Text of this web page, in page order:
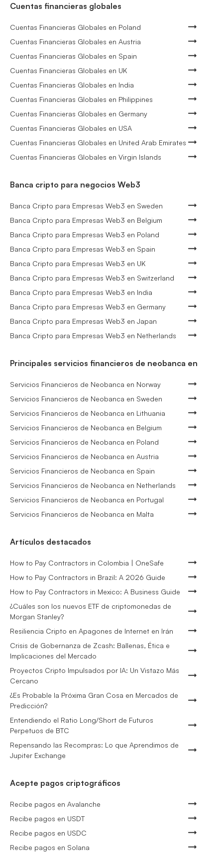
Cuentas financieras globales
Cuentas Financieras Globales en Poland
Cuentas Financieras Globales en Austria
Cuentas Financieras Globales en Spain
Cuentas Financieras Globales en UK
Cuentas Financieras Globales en India
Cuentas Financieras Globales en Philippines
Cuentas Financieras Globales en Germany
Cuentas Financieras Globales en USA
Cuentas Financieras Globales en United Arab Emirates
Cuentas Financieras Globales en Virgin Islands
Banca cripto para negocios Web3
Banca Cripto para Empresas Web3 en Sweden
Banca Cripto para Empresas Web3 en Belgium
Banca Cripto para Empresas Web3 en Poland
Banca Cripto para Empresas Web3 en Spain
Banca Cripto para Empresas Web3 en UK
Banca Cripto para Empresas Web3 en Switzerland
Banca Cripto para Empresas Web3 en India
Banca Cripto para Empresas Web3 en Germany
Banca Cripto para Empresas Web3 en Japan
Banca Cripto para Empresas Web3 en Netherlands
Principales servicios financieros de neobanca en
Servicios Financieros de Neobanca en Norway
Servicios Financieros de Neobanca en Sweden
Servicios Financieros de Neobanca en Lithuania
Servicios Financieros de Neobanca en Belgium
Servicios Financieros de Neobanca en Poland
Servicios Financieros de Neobanca en Austria
Servicios Financieros de Neobanca en Spain
Servicios Financieros de Neobanca en Netherlands
Servicios Financieros de Neobanca en Portugal
Servicios Financieros de Neobanca en Malta
Artículos destacados
How to Pay Contractors in Colombia | OneSafe
How to Pay Contractors in Brazil: A 2026 Guide
How to Pay Contractors in Mexico: A Business Guide
¿Cuáles son los nuevos ETF de criptomonedas de
Morgan Stanley?
Resiliencia Cripto en Apagones de Internet en Irán
Crisis de Gobernanza de Zcash: Ballenas, Ética e
Implicaciones del Mercado
Proyectos Cripto Impulsados por IA: Un Vistazo Más
Cercano
¿Es Probable la Próxima Gran Cosa en Mercados de
Predicción?
Entendiendo el Ratio Long/Short de Futuros
Perpetuos de BTC
Repensando las Recompras: Lo que Aprendimos de
Jupiter Exchange
Acepte pagos criptográficos
Recibe pagos en Avalanche
Recibe pagos en USDT
Recibe pagos en USDC
Recibe pagos en Solana